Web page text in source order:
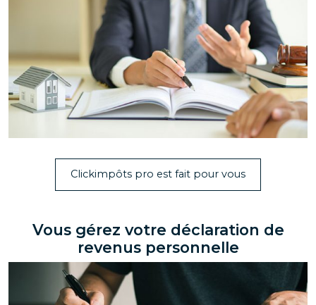
Clickimpôts pro est fait pour vous
Vous gérez votre déclaration de
revenus personnelle